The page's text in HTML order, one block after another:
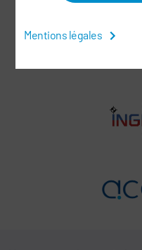
Mentions légales